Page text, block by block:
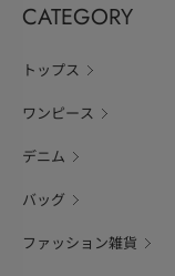
CATEGORY
トップス
ワンピース
デニム
バッグ
ファッション雑貨